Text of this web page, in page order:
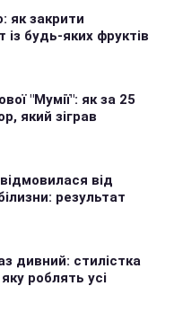
як закрити
будь-яких фруктів
"Мумії": як за 25
який зіграв
від
результат
дивний: стилістка
роблять усі